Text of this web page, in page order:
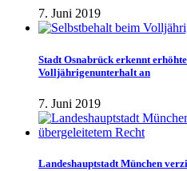
7. Juni 2019
Stadt Osnabrück erkennt
Volljährigenunterhalt an
7. Juni 2019
Landeshauptstadt München